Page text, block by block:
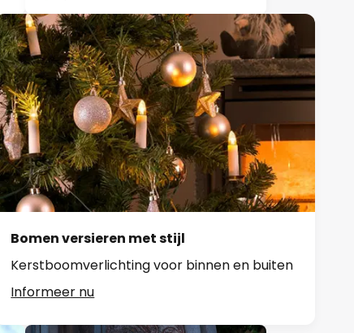
Bomen versieren met stijl
Kerstboomverlichting voor binnen en buiten
Informeer nu